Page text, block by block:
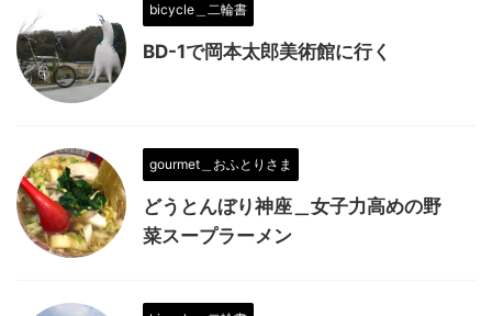
bicycle＿二輪書
BD-1で岡本太郎美術館に行く
gourmet＿おふとりさま
どうとんぼり神座＿女子力高めの野
菜スープラーメン